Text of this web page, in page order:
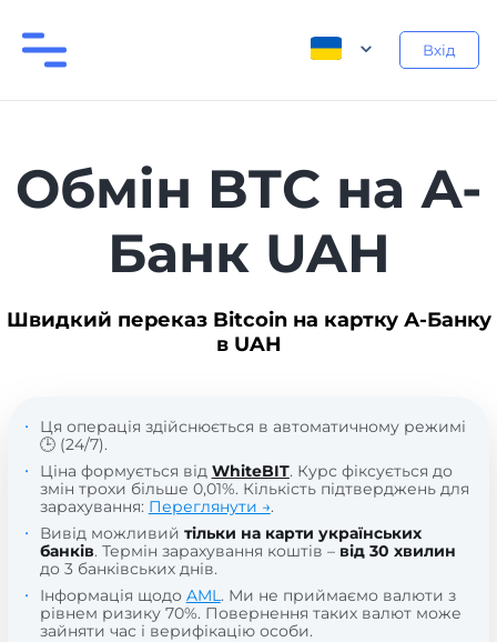
Вхід
Обмін BTC на А-
Банк UAH
Швидкий переказ Bitcoin на картку А-Банку
в UAH
Ця операція здійснюється в автоматичному режимі
🕒 (24/7).
Ціна формується від WhiteBIT. Курс фіксується до
змін трохи більше 0,01%. Кількість підтверджень для
зарахування: Переглянути →.
Вивід можливий тільки на карти українських
банків. Термін зарахування коштів – від 30 хвилин
до 3 банківських днів.
Інформація щодо AML. Ми не приймаємо валюти з
рівнем ризику 70%. Повернення таких валют може
зайняти час і верифікацію особи.